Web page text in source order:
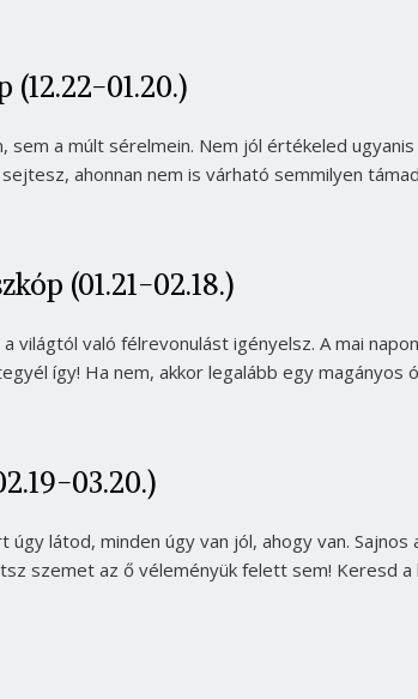
(12.22-01.20.)
sem a múlt sérelmein. Nem jól értékeled
ahonnan nem is várható semmilyen
(01.21-02.18.)
világtól való félrevonulást igényelsz. A mai
így! Ha nem, akkor legalább egy magányos
03.20.)
látod, minden úgy van jól, ahogy van.
szemet az ő véleményük felett sem! Keresd